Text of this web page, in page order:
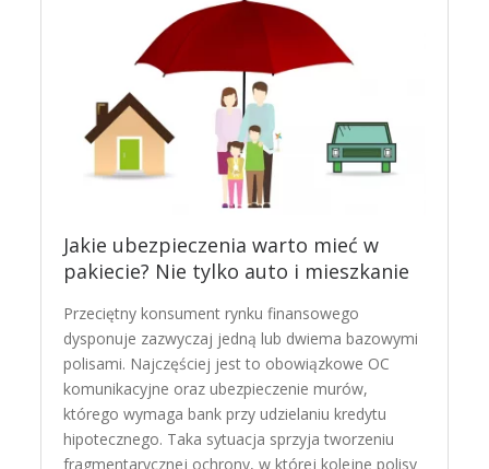
Jakie ubezpieczenia warto mieć w
pakiecie? Nie tylko auto i mieszkanie
Przeciętny konsument rynku finansowego
dysponuje zazwyczaj jedną lub dwiema bazowymi
polisami. Najczęściej jest to obowiązkowe OC
komunikacyjne oraz ubezpieczenie murów,
którego wymaga bank przy udzielaniu kredytu
hipotecznego. Taka sytuacja sprzyja tworzeniu
fragmentarycznej ochrony, w której kolejne polisy